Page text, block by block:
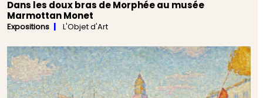
Dans les doux bras de Morphée au musée
Marmottan Monet
Expositions L'Objet d'Art